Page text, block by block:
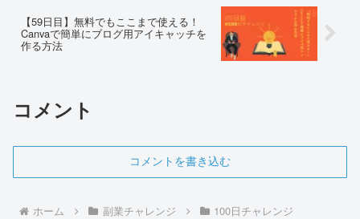
【59日目】無料でもここまで使える！
Canvaで簡単にブログ用アイキャッチを
作る方法
コメント
コメントを書き込む
ホーム 副業チャレンジ 100日チャレンジ